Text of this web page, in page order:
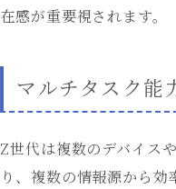
在感が重要視されます。
マルチタスク能
Z世代は複数のデバイス
り、複数の情報源から